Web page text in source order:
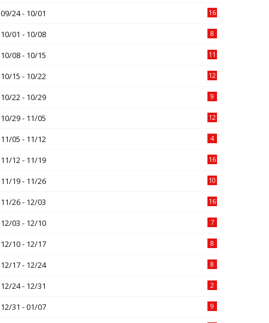
09/24 - 10/01 16
10/01 - 10/08 8
10/08 - 10/15 11
10/15 - 10/22 12
10/22 - 10/29 9
10/29 - 11/05 12
11/05 - 11/12 4
11/12 - 11/19 16
11/19 - 11/26 10
11/26 - 12/03 16
12/03 - 12/10 7
12/10 - 12/17 8
12/17 - 12/24 8
12/24 - 12/31 2
12/31 - 01/07 9